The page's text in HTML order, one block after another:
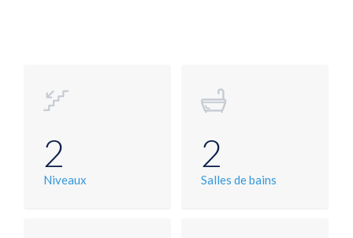
2
Niveaux
2
Salles de bains